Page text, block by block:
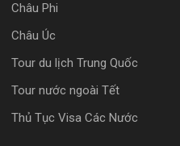
Châu Phi
Châu Úc
Tour du lịch Trung Quốc
Tour nước ngoài Tết
Thủ Tục Visa Các Nước